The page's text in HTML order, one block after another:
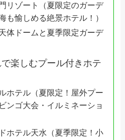
リゾート（夏限定のガーデ
も愉しめる絶景ホテル！）
体ドームと夏季限定ガーデ
で楽しむプール付きホテ
ホテル（夏限定！屋外プー
ンゴ大会・イルミネーショ
ホテル天水（夏季限定！小